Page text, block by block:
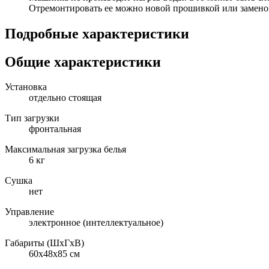
Отремонтировать ее можно новой прошивкой или
Подробные характеристики
Общие характеристики
Установка
отдельно стоящая
Тип загрузки
фронтальная
Максимальная загрузка белья
6 кг
Сушка
нет
Управление
электронное (интеллектуальное)
Габариты (ШxГxВ)
60x48x85 см